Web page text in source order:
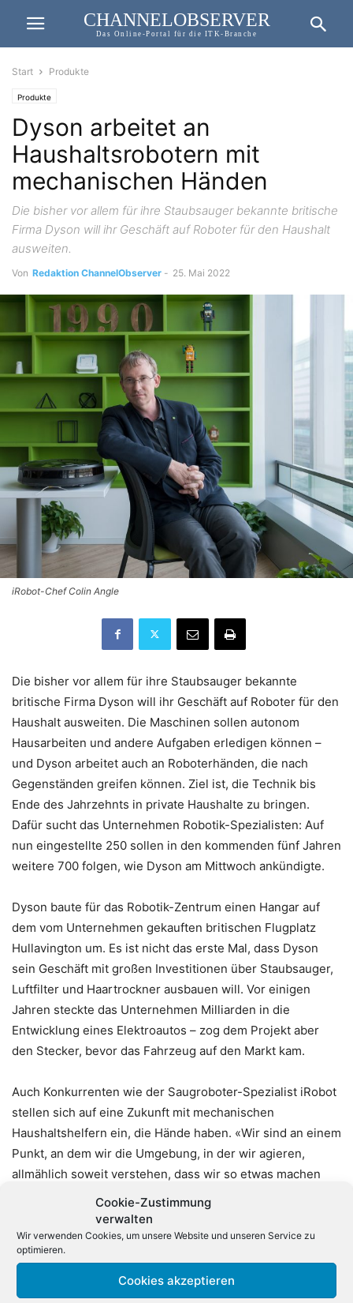
Cookie-Zustimmung
verwalten
Wir verwenden Cookies, um unsere Website und unseren Service zu
optimieren.
Cookies akzeptieren
CHANNELOBSERVER
Das Online-Portal für die ITK-Branche
Start Produkte
Produkte
Dyson arbeitet an
Haushaltsrobotern mit
mechanischen Händen
Die bisher vor allem für ihre Staubsauger bekannte britische
Firma Dyson will ihr Geschäft auf Roboter für den Haushalt
ausweiten.
Von Redaktion ChannelObserver - 25. Mai 2022
iRobot-Chef Colin Angle
Die bisher vor allem für ihre Staubsauger bekannte
britische Firma Dyson will ihr Geschäft auf Roboter für den
Haushalt ausweiten. Die Maschinen sollen autonom
Hausarbeiten und andere Aufgaben erledigen können –
und Dyson arbeitet auch an Roboterhänden, die nach
Gegenständen greifen können. Ziel ist, die Technik bis
Ende des Jahrzehnts in private Haushalte zu bringen.
Dafür sucht das Unternehmen Robotik-Spezialisten: Auf
nun eingestellte 250 sollen in den kommenden fünf Jahren
weitere 700 folgen, wie Dyson am Mittwoch ankündigte.
Dyson baute für das Robotik-Zentrum einen Hangar auf
dem vom Unternehmen gekauften britischen Flugplatz
Hullavington um. Es ist nicht das erste Mal, dass Dyson
sein Geschäft mit großen Investitionen über Staubsauger,
Luftfilter und Haartrockner ausbauen will. Vor einigen
Jahren steckte das Unternehmen Milliarden in die
Entwicklung eines Elektroautos – zog dem Projekt aber
den Stecker, bevor das Fahrzeug auf den Markt kam.
Auch Konkurrenten wie der Saugroboter-Spezialist iRobot
stellen sich auf eine Zukunft mit mechanischen
Haushaltshelfern ein, die Hände haben. «Wir sind an einem
Punkt, an dem wir die Umgebung, in der wir agieren,
allmählich soweit verstehen, dass wir so etwas machen
können», sagte iRobot-Chef Colin Angle im vergangenen
Jahr. Auch in der Industrie rätsele man aber noch, was die
Aufgabe eines ersten Haushaltsroboters mit Armen sein
werde, schränkte Angle damals ein. (